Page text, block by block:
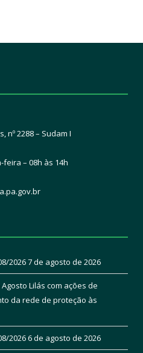
nº 2288 – Sudam I
– 08h às 14h
gov.br
20267 de agosto de 2026
Lilás com ações de
da rede de proteção às
20266 de agosto de 2026